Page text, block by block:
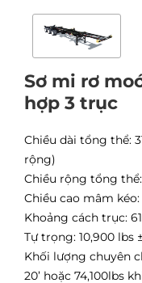
Sơ mi rơ
hợp 3 trục
Chiều dài tổng thể:
rộng)
Chiều rộng tổng thể:
Chiều cao mâm kéo:
Khoảng cách trục:
Tự trọng: 10,900 lbs
Khối lượng chuyên
20’ hoặc 74,100lbs